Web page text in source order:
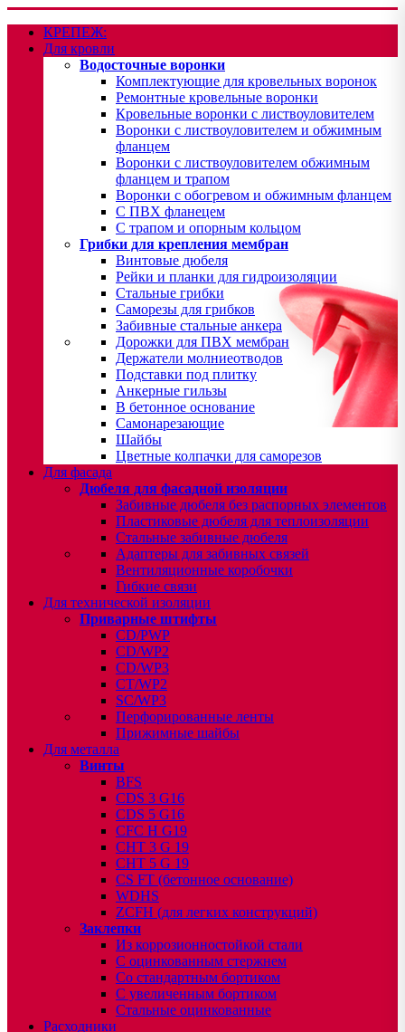
КРЕПЕЖ:
Для кровли
Водосточные воронки
Комплектующие для кровельных воронок
Ремонтные кровельные воронки
Кровельные воронки с листвоуловителем
Воронки с листвоуловителем и обжимным
фланцем
Воронки с листвоуловителем обжимным
фланцем и трапом
Воронки с обогревом и обжимным фланцем
С ПВХ фланецем
С трапом и опорным кольцом
Грибки для крепления мембран
Винтовые дюбеля
Рейки и планки для гидроизоляции
Стальные грибки
Саморезы для грибков
Забивные стальные анкера
Дорожки для ПВХ мембран
Держатели молниеотводов
Подставки под плитку
Анкерные гильзы
В бетонное основание
Самонарезающие
Шайбы
Цветные колпачки для саморезов
Для фасада
Дюбеля для фасадной изоляции
Забивные дюбеля без распорных элементов
Пластиковые дюбеля для теплоизоляции
Стальные забивные дюбеля
Адаптеры для забивных связей
Вентиляционные коробочки
Гибкие связи
Для технической изоляции
Приварные штифты
CD/PWP
CD/WP2
CD/WP3
CT/WP2
SC/WP3
Перфорированные ленты
Прижимные шайбы
Для металла
Винты
BFS
CDS 3 G16
CDS 5 G16
CFC H G19
CHT 3 G 19
CHT 5 G 19
CS FT (бетонное основание)
WDHS
ZCFH (для легких конструкций)
Заклепки
Из коррозионностойкой стали
С оцинкованным стержнем
Со стандартным бортиком
С увеличенным бортиком
Стальные оцинкованные
Расходники